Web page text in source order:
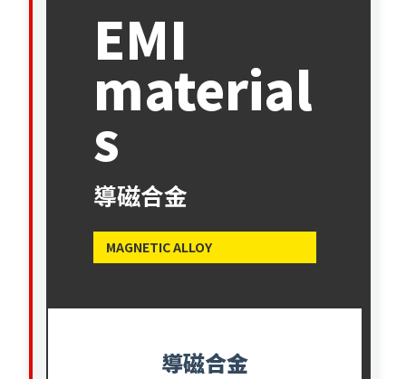
EMI
material
s
導磁合金
MAGNETIC ALLOY
導磁合金